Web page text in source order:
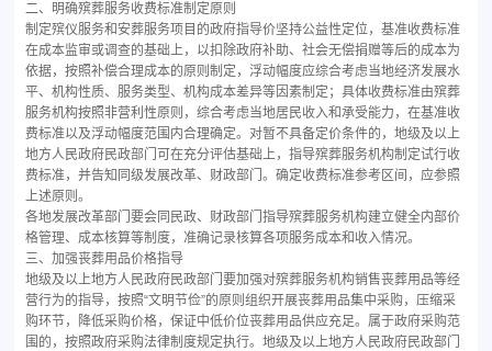
二、明确殡葬服务收费标准制定原则
制定殡仪服务和安葬服务项目的政府指导价坚持公益性定位，基准收费标准
在成本监审或调查的基础上，以扣除政府补助、社会无偿捐赠等后的成本为
依据，按照补偿合理成本的原则制定，浮动幅度应综合考虑当地经济发展水
平、机构性质、服务类型、机构成本差异等因素制定；具体收费标准由殡葬
服务机构按照非营利性原则，综合考虑当地居民收入和承受能力，在基准收
费标准以及浮动幅度范围内合理确定。对暂不具备定价条件的，地级及以上
地方人民政府民政部门可在充分评估基础上，指导殡葬服务机构制定试行收
费标准，并告知同级发展改革、财政部门。确定收费标准参考区间，应参照
上述原则。
各地发展改革部门要会同民政、财政部门指导殡葬服务机构建立健全内部价
格管理、成本核算等制度，准确记录核算各项服务成本和收入情况。
三、加强丧葬用品价格指导
地级及以上地方人民政府民政部门要加强对殡葬服务机构销售丧葬用品等经
营行为的指导，按照“文明节俭”的原则组织开展丧葬用品集中采购，压缩采
购环节，降低采购价格，保证中低价位丧葬用品供应充足。属于政府采购范
围的，按照政府采购法律制度规定执行。地级及以上地方人民政府民政部门